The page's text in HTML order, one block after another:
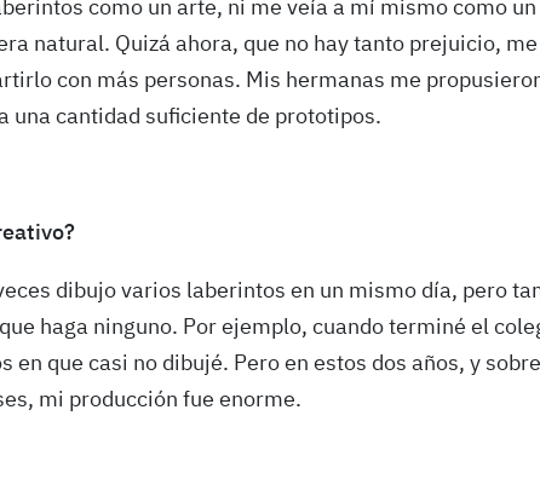
como un arte, ni me veía a mí mismo como un
natural. Quizá ahora, que no hay tanto prejuicio,
con más personas. Mis hermanas me
una cantidad suficiente de prototipos.
dibujo varios laberintos en un mismo día, pero
haga ninguno. Por ejemplo, cuando terminé el
en que casi no dibujé. Pero en estos dos años, y
mi producción fue enorme.